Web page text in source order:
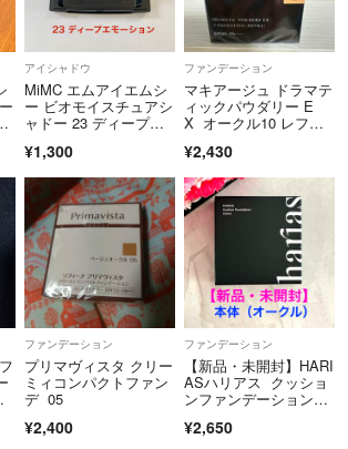
アイシャドウ
MiMC エムアイエムシ
ー ビオモイスチュアシ
ャドー 23 ディープエ
¥1,300
ファンデーション
マキアージュ ドラマテ
ィックパウダリー E
X オークル10 レフィ
¥2,430
ファンデーション
プリマヴィスタ クリー
ミィコンパクトファン
デ 05
¥2,400
ファンデーション
【新品・未開封】HARI
ASハリアス クッショ
ンファンデーション本
¥2,650